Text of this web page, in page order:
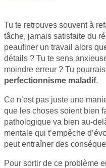
Tu te retrouves souvent à
tâche, jamais satisfaite du
peaufiner un travail alors
détails ? Tu te sens
moindre erreur ? Tu
perfectionnisme maladif.
Ce n’est pas juste une
que les choses soient bien
pathologique va bien au-
mentale qui t’empêche
peut entraîner des
Pour sortir de ce problème